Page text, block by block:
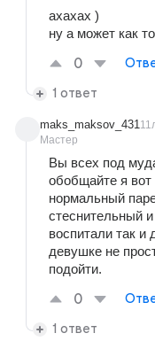
ахахах )
ну а может как
0
1 ответ
maks_maksov_431
Мастер
Вы всех под
обобщайте я вот
нормальный
стеснительный
воспитали так и
девушке не
подойти.
0
1 ответ